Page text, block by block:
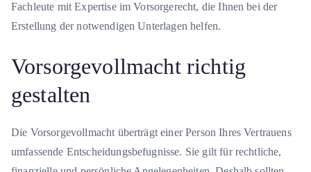
Fachleute mit Expertise im Vorsorgerecht, die Ihnen bei der
Erstellung der notwendigen Unterlagen helfen.
Vorsorgevollmacht richtig
gestalten
Die Vorsorgevollmacht überträgt einer Person Ihres Vertrauens
umfassende Entscheidungsbefugnisse. Sie gilt für rechtliche,